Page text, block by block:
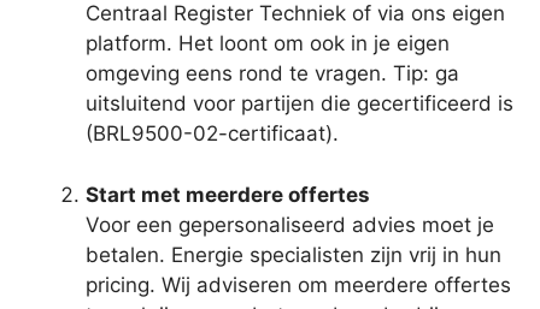
Centraal Register Techniek of via ons eigen
platform. Het loont om ook in je eigen
omgeving eens rond te vragen. Tip: ga
uitsluitend voor partijen die gecertificeerd is
(BRL9500-02-certificaat).
Start met meerdere offertes
Voor een gepersonaliseerd advies moet je
betalen. Energie specialisten zijn vrij in hun
pricing. Wij adviseren om meerdere offertes